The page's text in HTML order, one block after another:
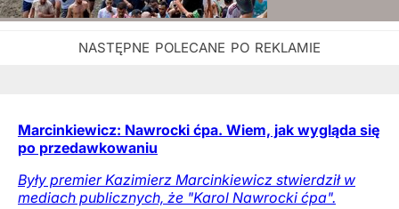
Marcinkiewicz: Nawrocki ćpa. Wiem, jak wygląda się
po przedawkowaniu
Były premier Kazimierz Marcinkiewicz stwierdził w
mediach publicznych, że "Karol Nawrocki ćpa".